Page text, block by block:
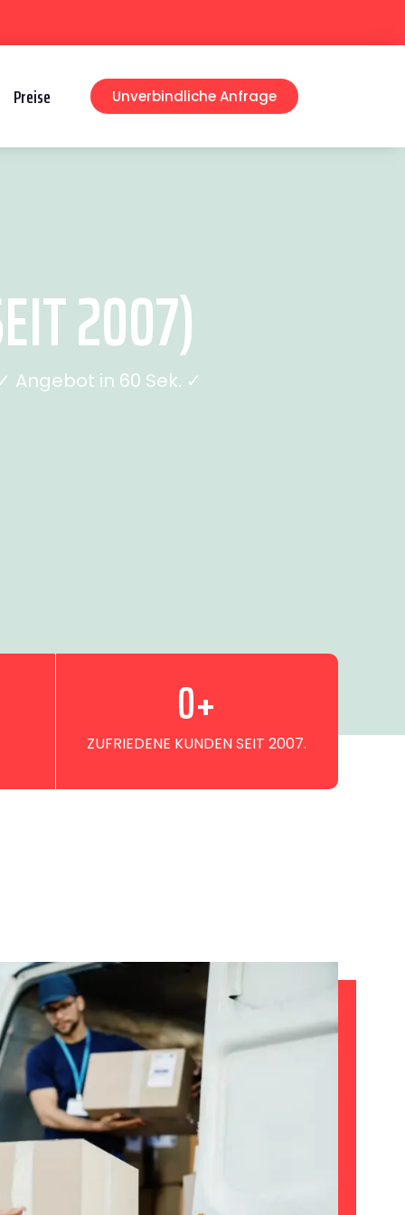
Preise Unverbindliche Anfrage
2007)
Angebot in 60 Sek. ✓
ZUFRIEDENE KUNDEN SEIT 2007.
0+